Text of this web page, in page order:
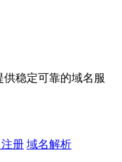
稳定可靠的域名服
册 域名解析